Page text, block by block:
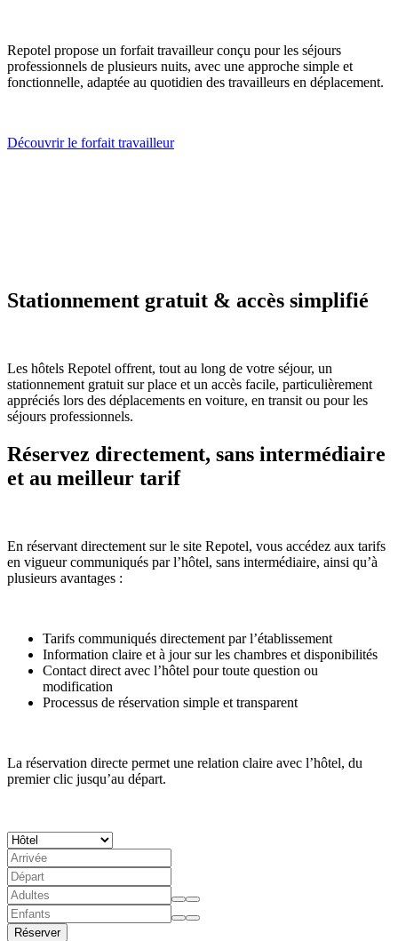
Repotel propose un forfait travailleur conçu pour les séjours
professionnels de plusieurs nuits, avec une approche simple et
fonctionnelle, adaptée au quotidien des travailleurs en déplacement.
Découvrir le forfait travailleur
Stationnement gratuit & accès simplifié
Les hôtels Repotel offrent, tout au long de votre séjour, un
stationnement gratuit sur place et un accès facile, particulièrement
appréciés lors des déplacements en voiture, en transit ou pour les
séjours professionnels.
Réservez directement, sans intermédiaire
et au meilleur tarif
En réservant directement sur le site Repotel, vous accédez aux tarifs
en vigueur communiqués par l’hôtel, sans intermédiaire, ainsi qu’à
plusieurs avantages :
Tarifs communiqués directement par l’établissement
Information claire et à jour sur les chambres et disponibilités
Contact direct avec l’hôtel pour toute question ou
modification
Processus de réservation simple et transparent
La réservation directe permet une relation claire avec l’hôtel, du
premier clic jusqu’au départ.
Réserver